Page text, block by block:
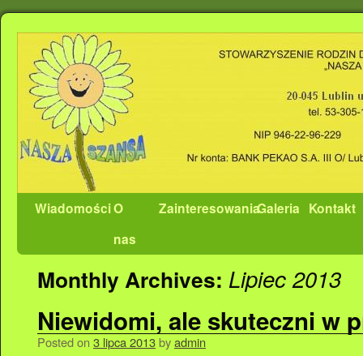
WiadomościO
nas
ZainteresowaniaGaleria Kontakt
Monthly Archives: Lipiec 2013
Niewidomi, ale skuteczni w
Posted on 3 lipca 2013byadmin